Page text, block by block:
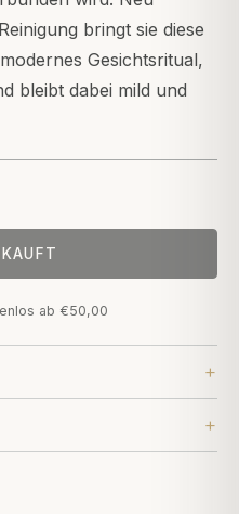
bringt sie diese
Gesichtsritual,
bleibt dabei mild und
ab €50,00